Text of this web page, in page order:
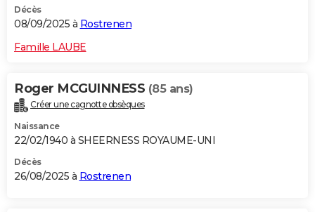
Décès
08/09/2025 à Rostrenen
Famille LAUBE
Roger MCGUINNESS (85 ans)
Créer une cagnotte obsèques
Naissance
22/02/1940 à SHEERNESS ROYAUME-UNI
Décès
26/08/2025 à Rostrenen